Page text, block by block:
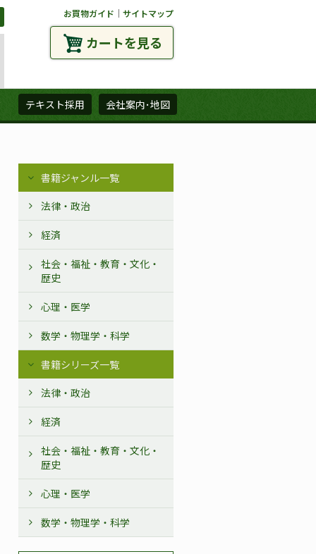
お買物ガイド ｜ サイトマップ
カートを見る
テキスト採用 会社案内･地図
書籍ジャンル一覧
法律・政治
経済
社会・福祉・教育・文化・
歴史
心理・医学
数学・物理学・科学
書籍シリーズ一覧
法律・政治
経済
社会・福祉・教育・文化・
歴史
心理・医学
数学・物理学・科学